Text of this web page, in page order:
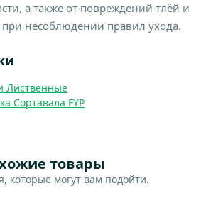
а также от повреждений тлёй и
несоблюдении правил ухода.
Лиственные
Сортавала FYP
товары
которые могут вам подойти.